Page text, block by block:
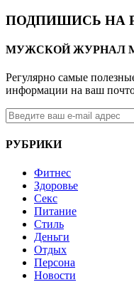
ПОДПИШИСЬ НА
МУЖСКОЙ ЖУРНАЛ
Регулярно самые
информации на ваш
РУБРИКИ
Фитнес
Здоровье
Секс
Питание
Стиль
Деньги
Отдых
Персона
Новости